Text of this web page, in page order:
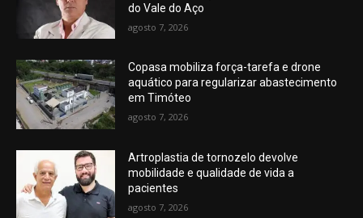
do Vale do Aço
agosto 7, 2026
Copasa mobiliza força-tarefa e drone
aquático para regularizar abastecimento
em Timóteo
agosto 7, 2026
Artroplastia de tornozelo devolve
mobilidade e qualidade de vida a
pacientes
agosto 7, 2026